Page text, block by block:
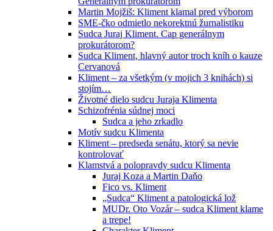
Martin Mojžiš: Kliment klamal pred výborom
SME-čko odmietlo nekorektnú žurnalistiku
Sudca Juraj Kliment. Cap generálnym
prokurátorom?
Sudca Kliment, hlavný autor troch kníh o kauze
Cervanová
Kliment – za všetkým (v mojich 3 knihách) si
stojím…
Životné dielo sudcu Juraja Klimenta
Schizofrénia súdnej moci
Sudca a jeho zrkadlo
Motív sudcu Klimenta
Kliment – predseda senátu, ktorý sa nevie
kontrolovať
Klamstvá a polopravdy sudcu Klimenta
Juraj Koza a Martin Daňo
Fico vs. Kliment
„Sudca“ Kliment a patologická lož
MUDr. Oto Vozár – sudca Kliment klame
a trepe!